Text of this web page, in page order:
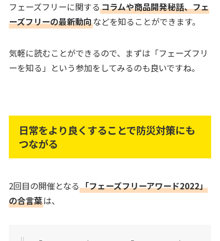
フェーズフリーに関するコラムや商品開発秘話、フェ
ーズフリーの最新動向などを知ることができます。
気軽に読むことができるので、まずは「フェーズフリ
ーを知る」という参加をしてみるのも良いですね。
日常をより良くすることで防災対策にも
つながる
2回目の開催となる「フェーズフリーアワード2022」
の合言葉は、